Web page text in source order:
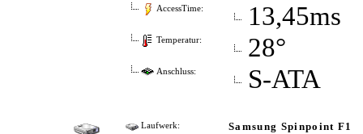
AccessTime: 13,45ms
Temperatur: 28°
Anschluss: S-ATA
Laufwerk: Samsung Spinpoint F1